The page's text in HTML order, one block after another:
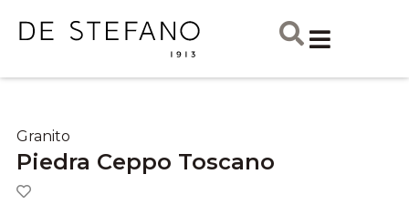
Granito
Piedra Ceppo Toscano